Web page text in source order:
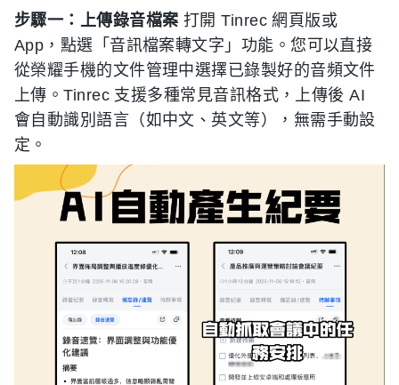
步驟一：上傳錄音檔案 打開 Tinrec 網頁版或
App，點選「音訊檔案轉文字」功能。您可以直接
從榮耀手機的文件管理中選擇已錄製好的音頻文件
上傳。Tinrec 支援多種常見音訊格式，上傳後 AI
會自動識別語言（如中文、英文等），無需手動設
定。